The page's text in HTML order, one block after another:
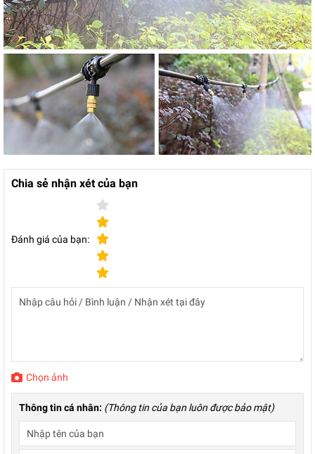
Chia sẻ nhận xét của bạn
Đánh giá của bạn:
Chọn ảnh
Thông tin cá nhân: (Thông tin của bạn luôn được bảo mật)